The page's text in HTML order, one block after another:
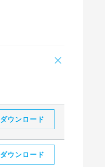
ダウンロード
ダウンロード